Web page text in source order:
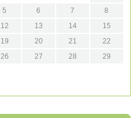
5 6 7
8
12 13 14
15
19 20 21
22
26 27 28
29